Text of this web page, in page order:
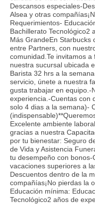
Descansos especiales-
Alsea y otras
Requerimientos-
Bachillerato Tecnológico2
Más GrandeEn Starbucks
entre Partners, con
comunidad.Te invitamos
nuestra sucursal ubicada
Barista 32 hrs a la
servicio, únete a nuestra
gusta trabajar en equipo.-
experiencia.-Cuentas con
solo 4 dias a la semana)-
Excelente ambiente
gracias a nuestra
por tu bienestar: Seguro
de Vida y Asistencia
tu desempeño con
vacaciones superiores a
Descuentos dentro de la
compañías¡No pierdas la
Educación mínima:
Tecnológico2 años de